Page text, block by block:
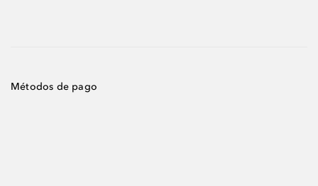
Métodos de pago